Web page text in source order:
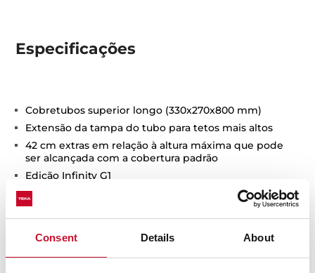
Consent Details About
Especificações
Cobretubos superior longo (330x270x800 mm)
Extensão da tampa do tubo para tetos mais altos
42 cm extras em relação à altura máxima que pode
ser alcançada com a cobertura padrão
Edição Infinity G1